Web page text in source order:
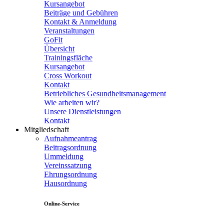
Kursangebot
Beiträge und Gebühren
Kontakt & Anmeldung
Veranstaltungen
GoFit
Übersicht
Trainingsfläche
Kursangebot
Cross Workout
Kontakt
Betriebliches Gesundheitsmanagement
Wie arbeiten wir?
Unsere Dienstleistungen
Kontakt
Mitgliedschaft
Aufnahmeantrag
Beitragsordnung
Ummeldung
Vereinssatzung
Ehrungsordnung
Hausordnung
Online-Service